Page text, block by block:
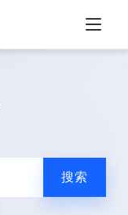
搜索